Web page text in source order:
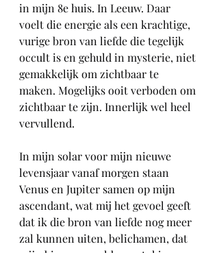
in mijn 8e huis. In Leeuw. Daar
voelt die energie als een krachtige,
vurige bron van liefde die tegelijk
occult is en gehuld in mysterie, niet
gemakkelijk om zichtbaar te
maken. Mogelijks ooit verboden om
zichtbaar te zijn. Innerlijk wel heel
vervullend.
In mijn solar voor mijn nieuwe
levensjaar vanaf morgen staan
Venus en Jupiter samen op mijn
ascendant, wat mij het gevoel geeft
dat ik die bron van liefde nog meer
zal kunnen uiten, belichamen, dat